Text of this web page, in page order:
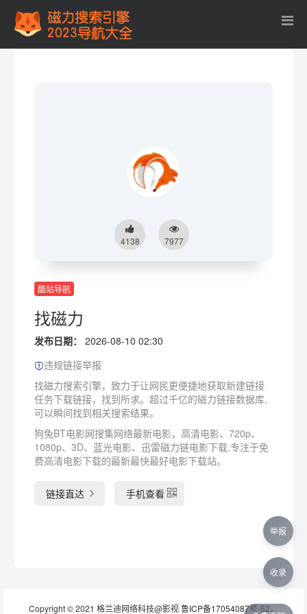
4138 7977
酷站导航
找磁力
发布日期：
2026-08-10 02:30
违规链接举报
找磁力搜索引擎，致力于让网民更便捷地获取新建链接
任务下载链接，找到所求。超过千亿的磁力链接数据库,
可以瞬间找到相关搜索结果。
狗兔BT电影网搜集网络最新电影，高清电影、720p、
1080p、3D、蓝光电影、迅雷磁力链电影下载,专注于免
费高清电影下载的最新最快最好电影下载站。
链接直达 手机查看
Copyright © 2021 格兰迪网络科技@影视鲁ICP备17054087号-52。
举报
收录